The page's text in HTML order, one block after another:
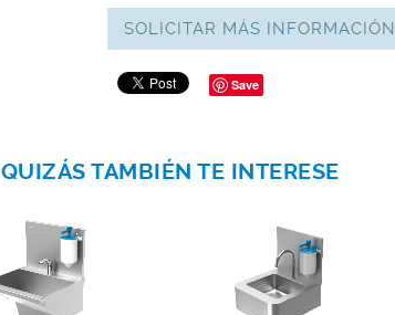
Save
SOLICITAR MÁS INFORMACIÓN
QUIZÁS TAMBIÉN TE INTERESE